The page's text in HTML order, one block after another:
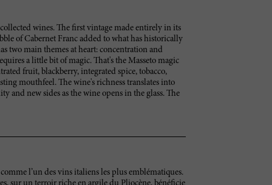
wines. The first vintage made entirely in its
of Cabernet Franc added to what has historically
two main themes at heart: concentration and
a little bit of magic. That's the Masseto magic
fruit, blackberry, integrated spice, tobacco,
mouthfeel. The wine's richness translates into
and new sides as the wine opens in the glass. The
l’un des vins italiens les plus emblématiques.